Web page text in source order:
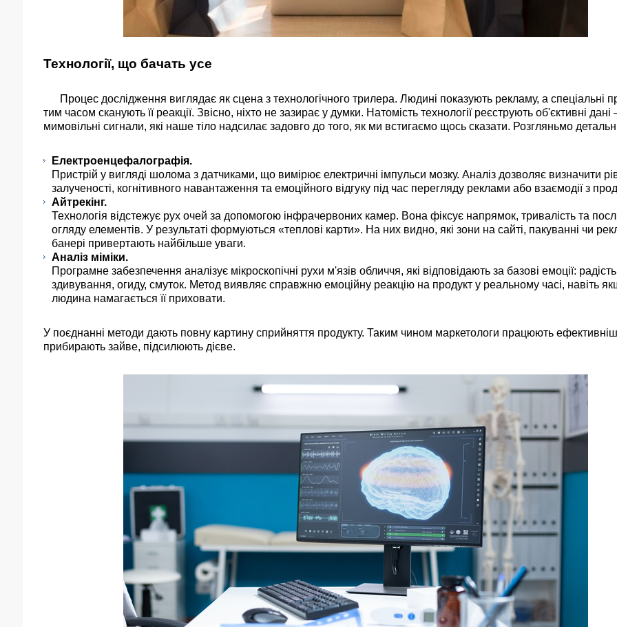
Технології, що бачать усе
Процес дослідження виглядає як сцена з технологічного трилера. Людині показують рекламу, а спеціальні
тим часом сканують її реакції. Звісно, ніхто не зазирає у думки. Натомість технології реєструють об'єктивні
мимовільні сигнали, які наше тіло надсилає задовго до того, як ми встигаємо щось сказати. Розгляньмо
Електроенцефалографія.
Пристрій у вигляді шолома з датчиками, що вимірює електричні імпульси мозку. Аналіз дозволяє визначити
залученості, когнітивного навантаження та емоційного відгуку під час перегляду реклами або взаємодії з
Айтрекінг.
Технологія відстежує рух очей за допомогою інфрачервоних камер. Вона фіксує напрямок, тривалість та
огляду елементів. У результаті формуються «теплові карти». На них видно, які зони на сайті, пакуванні чи
банері привертають найбільше уваги.
Аналіз міміки.
Програмне забезпечення аналізує мікроскопічні рухи м'язів обличчя, які відповідають за базові емоції:
здивування, огиду, смуток. Метод виявляє справжню емоційну реакцію на продукт у реальному часі, навіть
людина намагається її приховати.
У поєднанні методи дають повну картину сприйняття продукту. Таким чином маркетологи працюють
прибирають зайве, підсилюють дієве.